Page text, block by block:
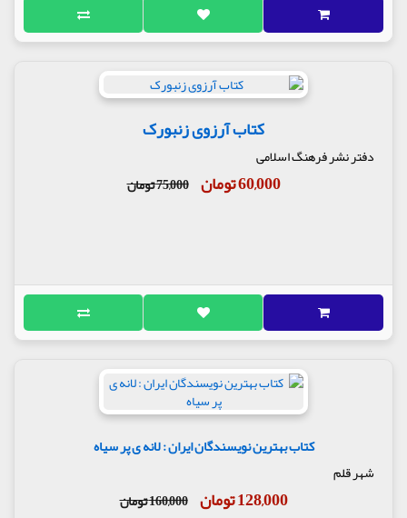
کتاب آرزوی زنبورک
دفتر نشر فرهنگ اسلامی
60,000 تومان 75,000 تومان
کتاب بهترین نویسندگان ایران : لانه ی پر سیاه
شهر قلم
128,000 تومان 160,000 تومان